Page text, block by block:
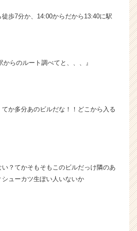
徒歩7分か、14:00からだから13:40に駅
からのルート調べてと、、、』
てか多分あのビルだな！！どこから入る
い？てかそもそもこのビルだっけ隣のあ
ューカツ生ぽい人いないか